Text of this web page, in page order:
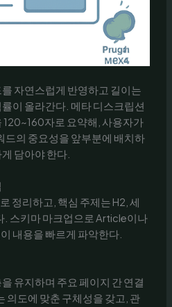
자연스럽게 반영하고 길이는
이 올라간다. 메타 디스크립션
120~160자로 요약해, 사용자가
드의 중요성을 앞부분에 배치하
담아야 한다.
정리하고, 핵심 주제는 H2, 세
. 스키마 마크업으로 Article이나
내용을 빠르게 파악한다.
유지하며 주요 페이지 간 연결
의도에 맞춘 구체성을 갖고, 관